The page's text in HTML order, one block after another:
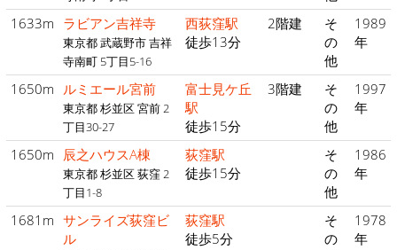
1633m ラビアン吉祥寺
東京都 武蔵野市 吉祥
寺南町 5丁目5-16
西荻窪駅
徒歩13分
2階建
そ
の
他
1989
年
1650m ルミエール宮前
東京都 杉並区 宮前 2
丁目30-27
富士見ケ丘
駅
徒歩15分
3階建
そ
の
他
1997
年
1650m 辰之ハウスA棟
東京都 杉並区 荻窪 2
丁目1-8
荻窪駅
徒歩15分
そ
の
他
1986
年
1681m サンライズ荻窪ビ
ル
荻窪駅
徒歩5分
そ
の
1978
年